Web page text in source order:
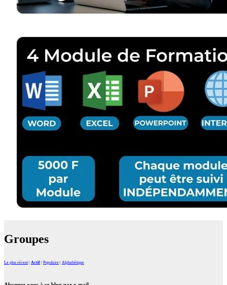
Groupes
Le plus récent Actif Populaire Alphabétique